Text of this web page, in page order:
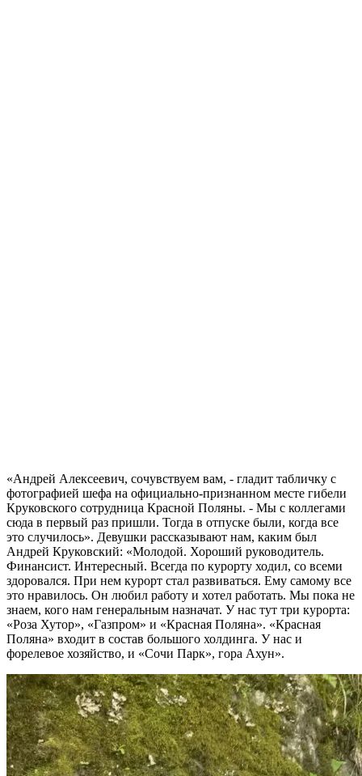
«Андрей Алексеевич, сочувствуем вам, - гладит табличку с
фотографией шефа на официально-признанном месте гибели
Круковского сотрудница Красной Поляны. - Мы с коллегами
сюда в первый раз пришли. Тогда в отпуске были, когда все
это случилось». Девушки рассказывают нам, каким был
Андрей Круковский: «Молодой. Хороший руководитель.
Финансист. Интересный. Всегда по курорту ходил, со всеми
здоровался. При нем курорт стал развиваться. Ему самому все
это нравилось. Он любил работу и хотел работать. Мы пока не
знаем, кого нам генеральным назначат. У нас тут три курорта:
«Роза Хутор», «Газпром» и «Красная Поляна». «Красная
Поляна» входит в состав большого холдинга. У нас и
форелевое хозяйство, и «Сочи Парк», гора Ахун».